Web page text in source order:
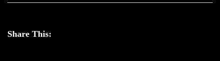
Share This: